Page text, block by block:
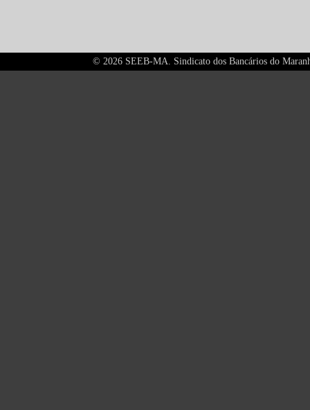
© 2026 SEEB-MA. Sindicato dos Bancários do